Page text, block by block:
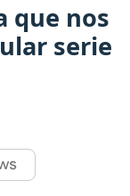
que nos
serie